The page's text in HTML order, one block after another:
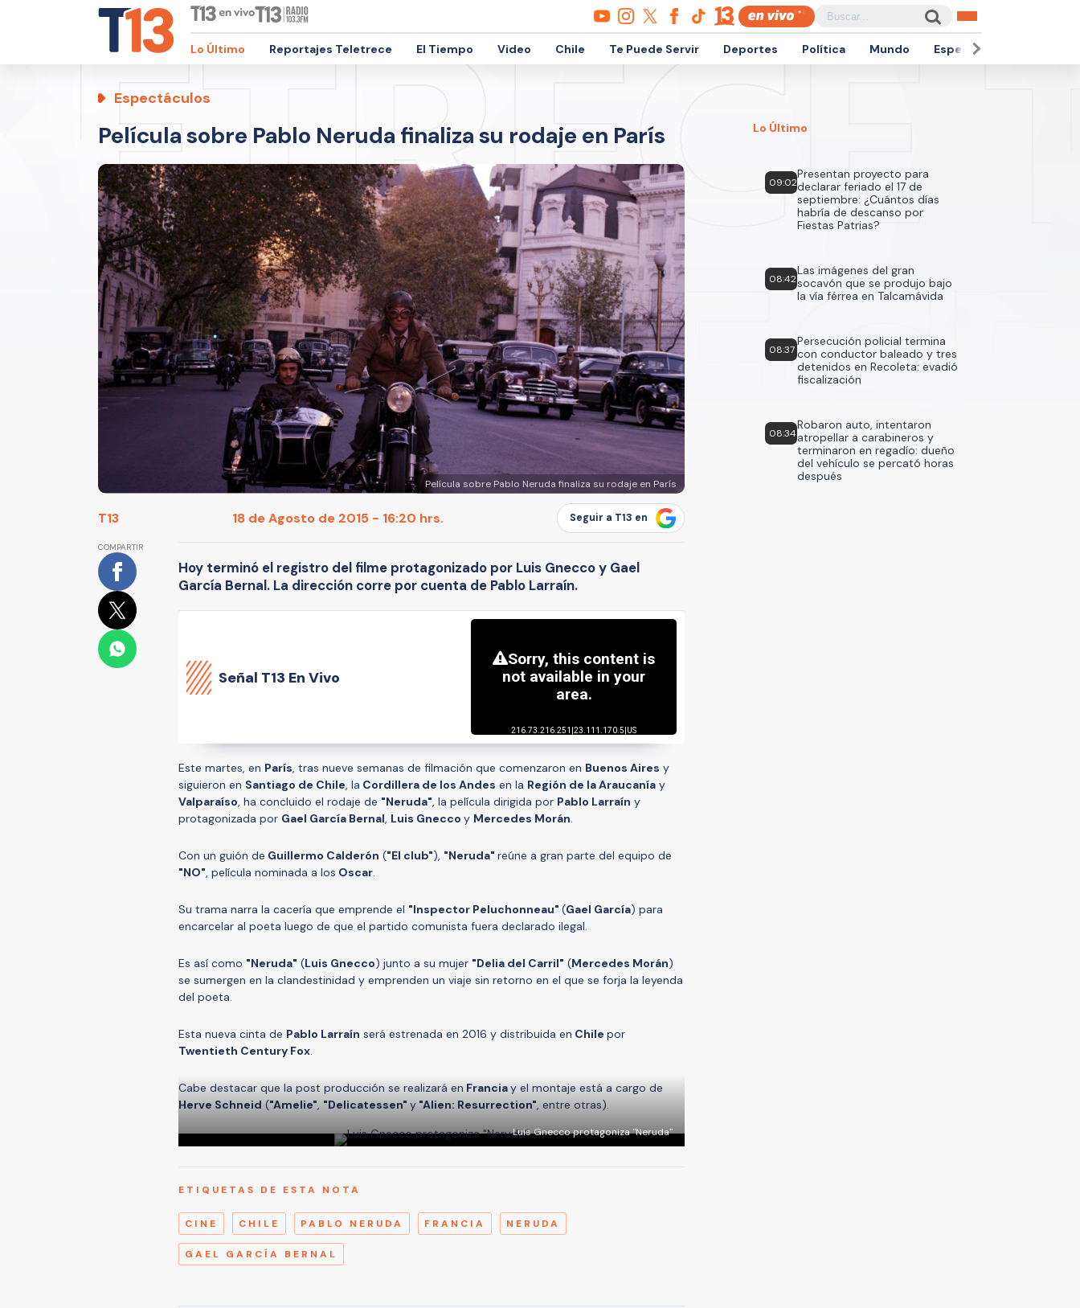
Lo Último Reportajes Teletrece El Tiempo Video Chile Te Puede Servir Deportes Política Mundo Espectáculos
Espectáculos
Película sobre Pablo Neruda finaliza su rodaje en París
Película sobre Pablo Neruda finaliza su rodaje en París
T13 18 de Agosto de 2015 - 16:20 hrs. Seguir a T13 en
COMPARTIR
Hoy terminó el registro del filme protagonizado por Luis Gnecco y Gael
García Bernal. La dirección corre por cuenta de Pablo Larraín.
Señal T13 En Vivo
Este martes, en París, tras nueve semanas de filmación que comenzaron en Buenos Aires y
siguieron en Santiago de Chile, la Cordillera de los Andes en la Región de la Araucanía y
Valparaíso, ha concluido el rodaje de "Neruda", la película dirigida por Pablo Larraín y
protagonizada por Gael García Bernal, Luis Gnecco y Mercedes Morán.
Con un guión de Guillermo Calderón ("El club"), "Neruda" reúne a gran parte del equipo de
"NO", película nominada a los Oscar.
Su trama narra la cacería que emprende el "Inspector Peluchonneau" (Gael García) para
encarcelar al poeta luego de que el partido comunista fuera declarado ilegal.
Es así como "Neruda" (Luis Gnecco) junto a su mujer "Delia del Carril" (Mercedes Morán)
se sumergen en la clandestinidad y emprenden un viaje sin retorno en el que se forja la leyenda
del poeta.
Esta nueva cinta de Pablo Larraín será estrenada en 2016 y distribuida en Chile por
Twentieth Century Fox.
Cabe destacar que la post producción se realizará en Franciay el montaje está a cargo de
Herve Schneid ("Amelie", "Delicatessen" y "Alien: Resurrection", entre otras).
Luis Gnecco protagoniza "Neruda"
ETIQUETAS DE ESTA NOTA
CINE CHILE PABLO NERUDA FRANCIA NERUDA
GAEL GARCÍA BERNAL
Lo Último
09:02
Presentan proyecto para
declarar feriado el 17 de
septiembre: ¿Cuántos días
habría de descanso por
Fiestas Patrias?
08:42
Las imágenes del gran
socavón que se produjo bajo
la vía férrea en Talcamávida
08:37
Persecución policial termina
con conductor baleado y tres
detenidos en Recoleta: evadió
fiscalización
08:34
Robaron auto, intentaron
atropellar a carabineros y
terminaron en regadío: dueño
del vehículo se percató horas
después